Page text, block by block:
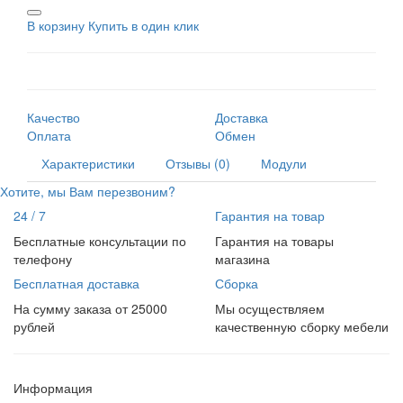
В корзину Купить в один клик
Качество
Доставка
Оплата
Обмен
Характеристики
Отзывы (0)
Модули
Хотите, мы Вам перезвоним?
24 / 7
Бесплатные консультации по
телефону
Гарантия на товар
Гарантия на товары
магазина
Бесплатная доставка
На сумму заказа от 25000
рублей
Сборка
Мы осуществляем
качественную сборку мебели
Информация